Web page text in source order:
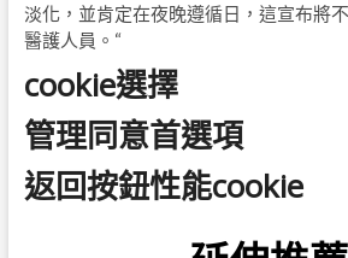
淡化，並肯定在夜晚遵循日，這宣布將
醫護人員。“
cookie選擇
管理同意首選項
返回按鈕性能cookie